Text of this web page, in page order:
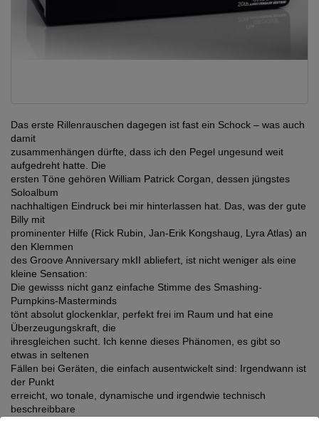
Das erste Rillenrauschen dagegen ist fast ein Schock – was auch
damit
zusammenhängen dürfte, dass ich den Pegel ungesund weit
aufgedreht hatte. Die
ersten Töne gehören William Patrick Corgan, dessen jüngstes
Soloalbum
nachhaltigen Eindruck bei mir hinterlassen hat. Das, was der gute
Billy mit
prominenter Hilfe (Rick Rubin, Jan-Erik Kongshaug, Lyra Atlas) an
den Klemmen
des Groove Anniversary mkII abliefert, ist nicht weniger als eine
kleine Sensation:
Die gewisss nicht ganz einfache Stimme des Smashing-
Pumpkins-Masterminds
tönt absolut glockenklar, perfekt frei im Raum und hat eine
Überzeugungskraft, die
ihresgleichen sucht. Ich kenne dieses Phänomen, es gibt so
etwas in seltenen
Fällen bei Geräten, die einfach ausentwickelt sind: Irgendwann ist
der Punkt
erreicht, wo tonale, dynamische und irgendwie technisch
beschreibbare